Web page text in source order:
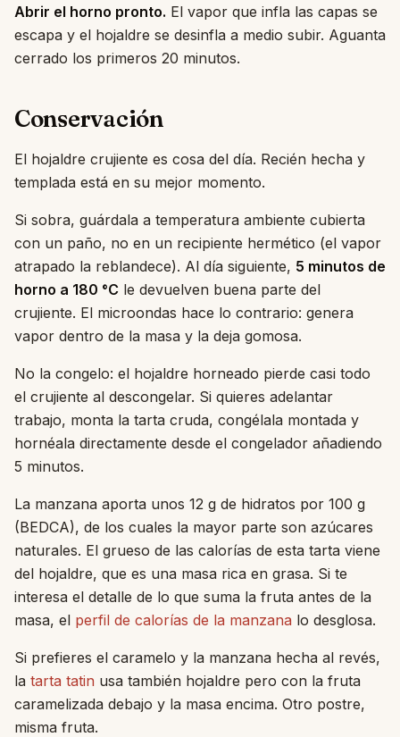
Abrir el horno pronto. El vapor que infla las capas se
escapa y el hojaldre se desinfla a medio subir. Aguanta
cerrado los primeros 20 minutos.
Conservación
El hojaldre crujiente es cosa del día. Recién hecha y
templada está en su mejor momento.
Si sobra, guárdala a temperatura ambiente cubierta
con un paño, no en un recipiente hermético (el vapor
atrapado la reblandece). Al día siguiente, 5 minutos de
horno a 180 °C le devuelven buena parte del
crujiente. El microondas hace lo contrario: genera
vapor dentro de la masa y la deja gomosa.
No la congelo: el hojaldre horneado pierde casi todo
el crujiente al descongelar. Si quieres adelantar
trabajo, monta la tarta cruda, congélala montada y
hornéala directamente desde el congelador añadiendo
5 minutos.
La manzana aporta unos 12 g de hidratos por 100 g
(BEDCA), de los cuales la mayor parte son azúcares
naturales. El grueso de las calorías de esta tarta viene
del hojaldre, que es una masa rica en grasa. Si te
interesa el detalle de lo que suma la fruta antes de la
masa, el perfil de calorías de la manzana lo desglosa.
Si prefieres el caramelo y la manzana hecha al revés,
la tarta tatin usa también hojaldre pero con la fruta
caramelizada debajo y la masa encima. Otro postre,
misma fruta.